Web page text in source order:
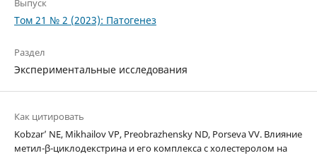
Выпуск
Том 21 № 2 (2023): Патогенез
Раздел
Экспериментальные исследования
Как цитировать
Kobzar’ NE, Mikhailov VP, Preobrazhensky ND, Porseva VV. Влияние
метил-β-циклодекстрина и его комплекса с холестеролом на